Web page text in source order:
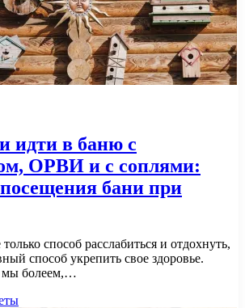
идти в баню с
ОРВИ и с соплями:
бани при
способ расслабиться и отдохнуть,
способ укрепить свое здоровье.
мы болеем,…